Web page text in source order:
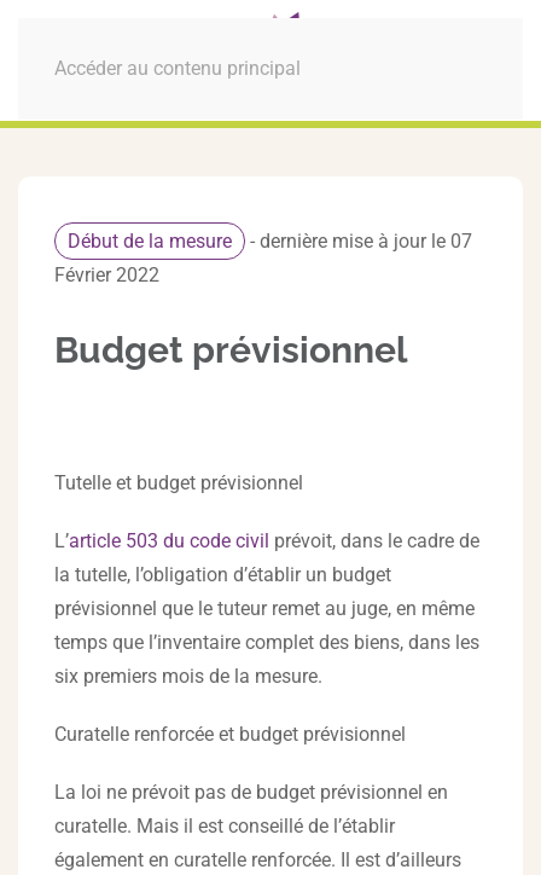
Accéder au contenu principal
MENU
Début de la mesure
- dernière mise à jour le 07
Février 2022
Budget prévisionnel
Tutelle et budget prévisionnel
L’article 503 du code civil prévoit, dans le cadre de
la tutelle, l’obligation d’établir un budget
prévisionnel que le tuteur remet au juge, en même
temps que l’inventaire complet des biens, dans les
six premiers mois de la mesure.
Curatelle renforcée et budget prévisionnel
La loi ne prévoit pas de budget prévisionnel en
curatelle. Mais il est conseillé de l’établir
également en curatelle renforcée. Il est d’ailleurs